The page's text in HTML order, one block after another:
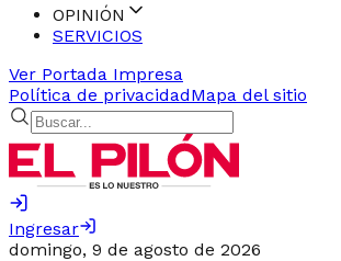
OPINIÓN
SERVICIOS
Ver Portada Impresa
Política de privacidadMapa del sitio
Ingresar
domingo, 9 de agosto de 2026